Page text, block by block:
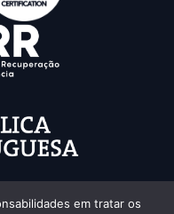
em tratar os